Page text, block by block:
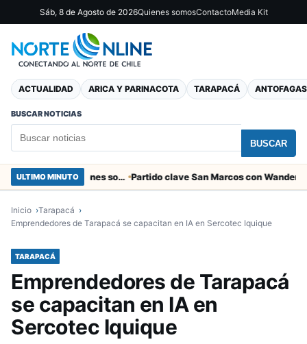
Sáb, 8 de Agosto de 2026Quienes somosContactoMedia Kit
ACTUALIDAD ARICA Y PARINACOTA TARAPACÁ
BUSCAR NOTICIAS
BUSCAR
ULTIMO MINUTO Entregaron fibra óptica gratuita a organizaciones sociales de Arica
Inicio
Tarapacá
Emprendedores de Tarapacá se capacitan en IA en Sercotec Iquique
TARAPACÁ
Emprendedores de Tarapacá
se capacitan en IA en
Sercotec Iquique